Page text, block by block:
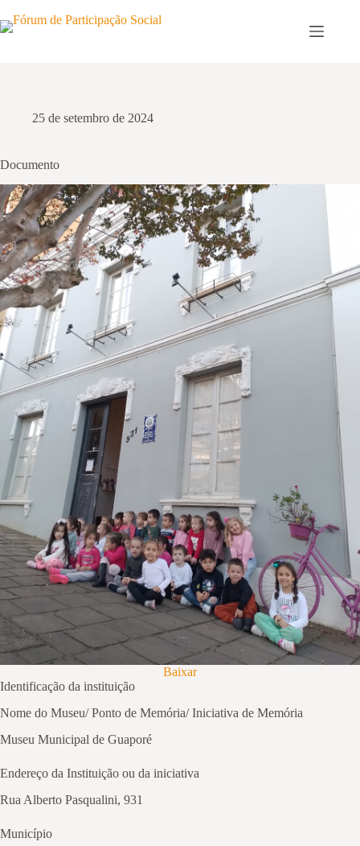
para
o
25 de setembro de 2024
Documento
Baixar
Identificação da instituição
Nome do Museu/ Ponto de Memória/ Iniciativa de Memória
Museu Municipal de Guaporé
Endereço da Instituição ou da iniciativa
Rua Alberto Pasqualini, 931
Município